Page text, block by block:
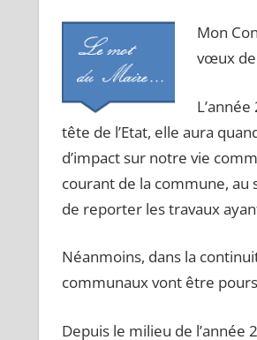
Mon
vœux de
tête de l’Etat, elle aura
d’impact sur notre vie
courant de la commune, au
de reporter les travaux
Néanmoins, dans la
communaux vont être
Depuis le milieu de l’année